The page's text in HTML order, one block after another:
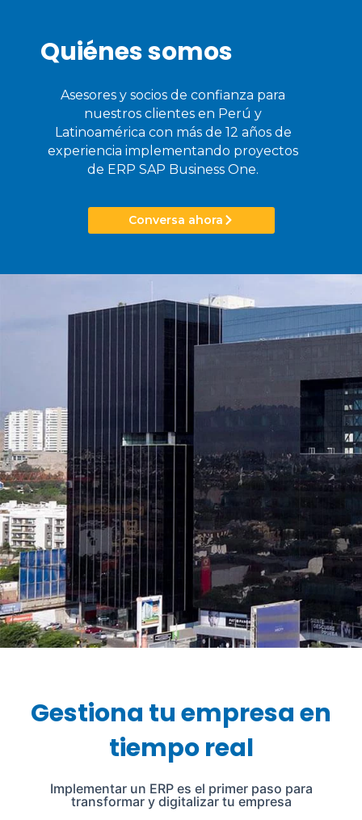
Quiénes somos
Asesores y socios de confianza para
nuestros clientes en Perú y
Latinoamérica con más de 12 años de
experiencia implementando proyectos
de ERP SAP Business One.
Conversa ahora
Gestiona tu empresa en
tiempo real
Implementar un ERP es el primer paso para
transformar y digitalizar tu empresa